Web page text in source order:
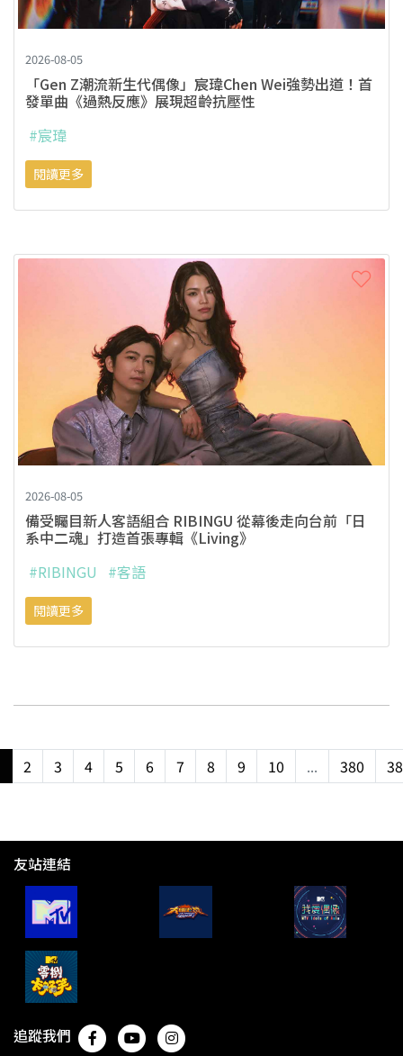
2026-08-05
「Gen Z潮流新生代偶像」宸瑋Chen Wei強勢出道！首
發單曲《過熱反應》展現超齡抗壓性
#宸瑋
閱讀更多
2026-08-05
備受矚目新人客語組合 RIBINGU 從幕後走向台前「日
系中二魂」打造首張專輯《Living》
#RIBINGU
#客語
閱讀更多
2 3 4 5 6 7 8 9 10 ... 380
友站連結
追蹤我們